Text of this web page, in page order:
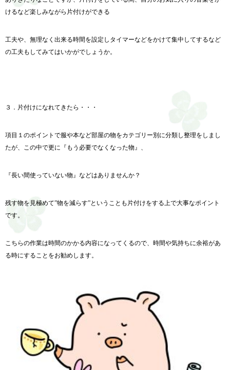
けるなど楽しみながら片付けができる
工夫や、無理なく出来る時間を設定しタイマーなどをかけて集中してするなど
の工夫もしてみてはいかがでしょうか。
３．片付けになれてきたら・・・
項目１のポイントで服や本など部屋の物をカテゴリー別に分類し整理をしまし
たが、この中で更に『もう必要でなくなった物』、
『長い間使っていない物』などはありませんか？
残す物を見極めて”物を減らす”ということも片付けをする上で大事なポイント
です。
こちらの作業は時間のかかる内容になってくるので、時間や気持ちに余裕があ
る時にすることをお勧めします。